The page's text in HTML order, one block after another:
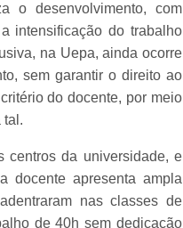
o desenvolvimento, com
intensificação do trabalho
na Uepa, ainda ocorre
sem garantir o direito ao
do docente, por meio
tal.
centros da universidade, e
docente apresenta ampla
nas classes de
de 40h sem dedicação